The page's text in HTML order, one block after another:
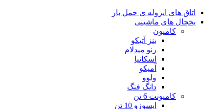
اتاق های ایزوله ی حمل بار
یخچال های ماشینی
کامیون
بنز آتیکو
رنو میدلام
اسکانیا
آمیکو
ولوو
دانگ فنگ
کامیونت 6 تن
ایسوزو 10 تن